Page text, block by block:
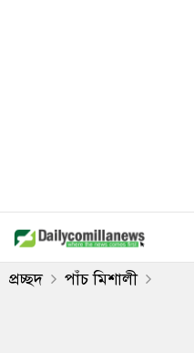
প্রচ্ছদ পাঁচ মিশালী